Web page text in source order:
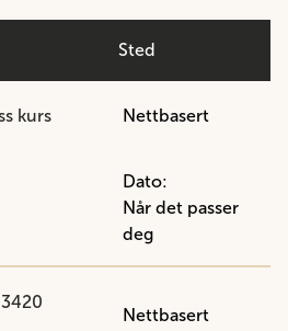
Sted
kurs Nettbasert
Dato:
Når det passer
deg
Nettbasert